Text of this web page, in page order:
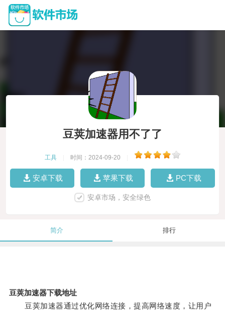
豆荚加速器用不了了
工具 时间：2024-09-20
安卓下载 苹果下载 PC下载
安卓市场，安全绿色
简介 排行
豆荚加速器下载地址
豆荚加速器通过优化网络连接，提高网络速度，让用户